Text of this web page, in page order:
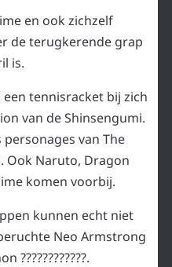
en ook zichzelf
de terugkerende grap
is.
een tennisracket bij zich
van de Shinsengumi.
van The
Ook Naruto, Dragon
komen voorbij.
kunnen echt niet
Neo Armstrong
????????????.